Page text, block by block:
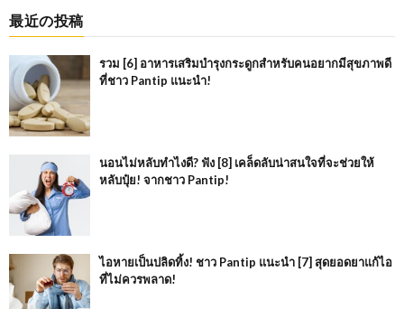
最近の投稿
รวม [6] อาหารเสริมบำรุงกระดูกสำหรับคนอยากมีสุขภาพดี
ที่ชาว Pantip แนะนำ!
นอนไม่หลับทำไงดี? ฟัง [8] เคล็ดลับน่าสนใจที่จะช่วยให้
หลับปุ๋ย! จากชาว Pantip!
ไอหายเป็นปลิดทิ้ง! ชาว Pantip แนะนำ [7] สุดยอดยาแก้ไอ
ที่ไม่ควรพลาด!